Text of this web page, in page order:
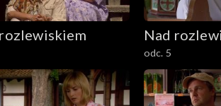
Nad
odc. 5